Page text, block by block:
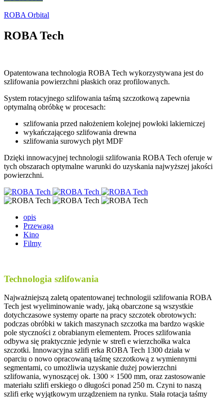
ROBA Orbital
ROBA Tech
Opatentowana technologia ROBA Tech wykorzystywana jest do
szlifowania powierzchni płaskich oraz profilowanych.
System rotacyjnego szlifowania taśmą szczotkową zapewnia
optymalną obróbkę w procesach:
szlifowania przed nałożeniem kolejnej powłoki lakierniczej
wykańczającego szlifowania drewna
szlifowania surowych płyt MDF
Dzięki innowacyjnej technologii szlifowania ROBA Tech oferuje w
tych obszarach optymalne warunki do uzyskania najwyższej jakości
powierzchni.
opis
Przewaga
Kino
Filmy
Technologia szlifowania
Najważniejszą zaletą opatentowanej technologii szlifowania ROBA
Tech jest wyeliminowanie wady, jaką obarczone są wszystkie
dotychczasowe systemy oparte na pracy szczotek obrotowych:
podczas obróbki w takich maszynach szczotka ma bardzo wąskie
pole styczności z obrabianym elementem. Proces szlifowania
odbywa się praktycznie jedynie w strefi e wierzchołka walca
szczotki. Innowacyjna szlifi erka ROBA Tech 1300 działa w
oparciu o nowo opracowaną taśmę szczotkową z wymiennymi
segmentami, co umożliwia uzyskanie dużej powierzchni
szlifowania, wynoszącej ok. 1300 × 1500 mm, oraz zastosowanie
materiału szlifi erskiego o długości ponad 250 m. Czyni to naszą
szlifi erkę wyjątkowym urządzeniem na rynku. Stała rotacja taśmy